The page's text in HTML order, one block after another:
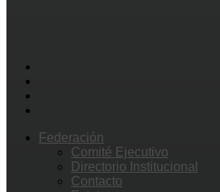
Federación
Comité Ejecutivo
Directorio Institucional
Contacto